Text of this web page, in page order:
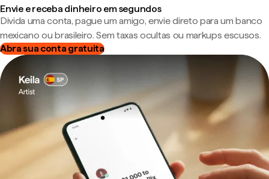
Envie e receba dinheiro em segundos
Divida uma conta, pague um amigo, envie direto para um banco
mexicano ou brasileiro. Sem taxas ocultas ou markups escusos.
Abra sua conta gratuita